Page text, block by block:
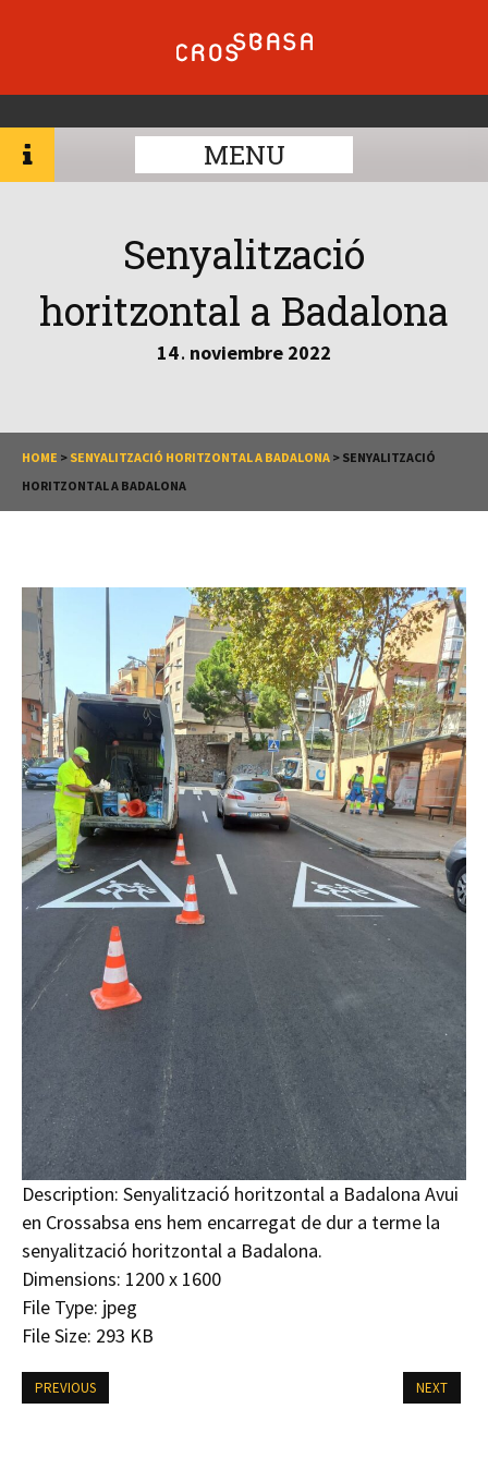
MENU
Senyalització
horitzontal a Badalona
14. noviembre 2022
HOME > SENYALITZACIÓ HORITZONTAL A BADALONA > SENYALITZACIÓ
HORITZONTAL A BADALONA
Description: Senyalització horitzontal a Badalona Avui
en Crossabsa ens hem encarregat de dur a terme la
senyalització horitzontal a Badalona.
Dimensions: 1200 x 1600
File Type: jpeg
File Size: 293 KB
PREVIOUS NEXT